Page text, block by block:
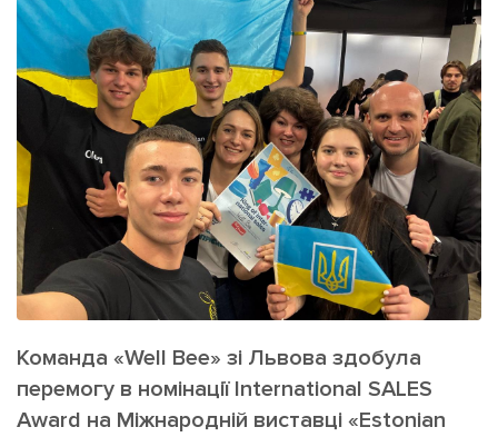
Інтерв'ю
Картки
Репортаж
Розслідування
Погляди
Ініціативи
Лонгріди
Прес-релізи
Фото/Відео
Made in Lviv
[email protected] Реклама на сайті
Політика конфіденційності
Команда «Well Bee» зі Львова здобула
перемогу в номінації International SALES
Award на Міжнародній виставці «Estonian